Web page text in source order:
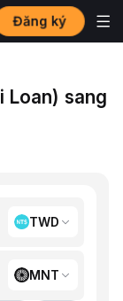
Đăng ký
Loan) sang
TWD
MNT